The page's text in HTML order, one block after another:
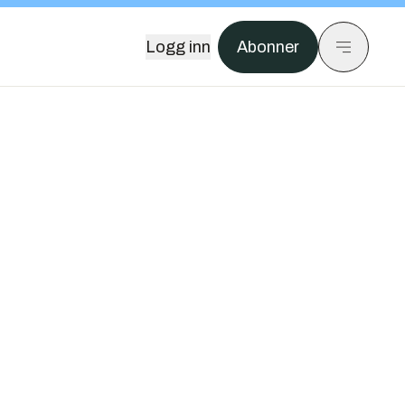
Logg inn Abonner